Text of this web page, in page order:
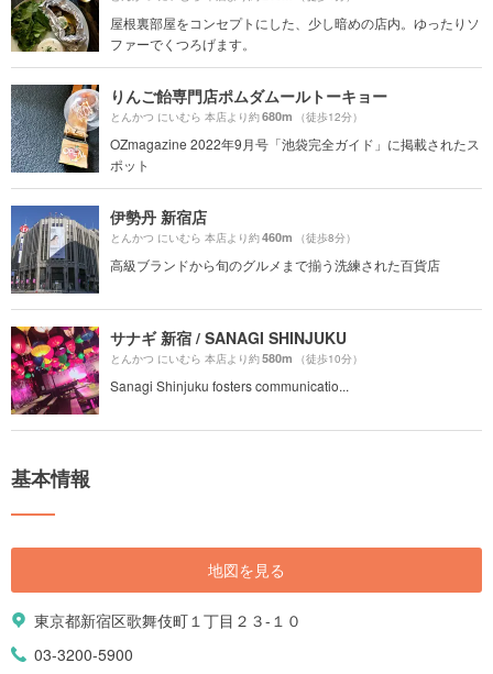
屋根裏部屋をコンセプトにした、少し暗めの店内。ゆったりソ
ファーでくつろげます。
りんご飴専門店ポムダムールトーキョー
とんかつ にいむら 本店より約680m （徒歩12分）
OZmagazine 2022年9月号「池袋完全ガイド」に掲載されたス
ポット
伊勢丹 新宿店
とんかつ にいむら 本店より約460m （徒歩8分）
高級ブランドから旬のグルメまで揃う洗練された百貨店
サナギ 新宿 / SANAGI SHINJUKU
とんかつ にいむら 本店より約580m （徒歩10分）
Sanagi Shinjuku fosters communicatio...
基本情報
地図を見る
東京都新宿区歌舞伎町１丁目２３-１０
03-3200-5900